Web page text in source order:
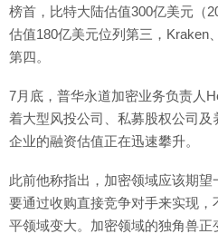
榜首，比特大陆估值300亿美元（
估值180亿美元位列第三，Kraken
第四。
7月底，普华永道加密业务负责人
着大型风投公司、私募股权公司及
企业的融资估值正在迅速攀升。
此前他称指出，加密领域应该期
要通过收购直接竞争对手来实现
平领域变大。加密领域的独角兽